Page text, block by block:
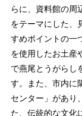
らに、資料館の周
をテーマにした、
すめポイントの一
を使用したお土産
で燕尾とうがらし
す。また、市内に
センター」があり
た、伝統的な文化